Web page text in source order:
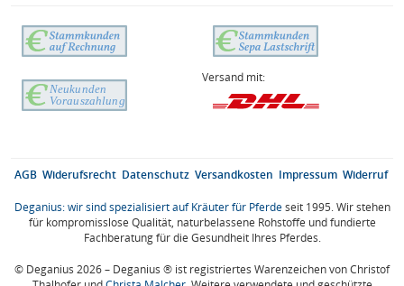
Versand mit:
AGB Widerufsrecht Datenschutz Versandkosten Impressum Widerruf
Deganius: wir sind spezialisiert auf Kräuter für Pferdeseit 1995. Wir stehen
für kompromisslose Qualität, naturbelassene Rohstoffe und fundierte
Fachberatung für die Gesundheit Ihres Pferdes.
© Deganius 2026 – Deganius ® ist registriertes Warenzeichen von Christof